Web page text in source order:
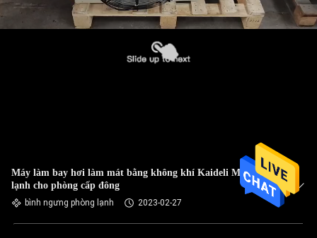
Máy làm bay hơi làm mát bằng không khí Kaideli Máy nén
lạnh cho phòng cấp đông
bình ngưng phòng lạnh 2023-02-27